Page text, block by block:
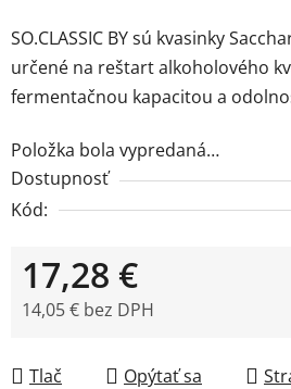
SO.CLASSIC BY sú kvasinky
určené na reštart alkoholového
fermentačnou kapacitou a
Položka bola vypredaná…
Dostupnosť
Kód:
17,28 €
14,05 € bez DPH
Tlač
Opýtať sa